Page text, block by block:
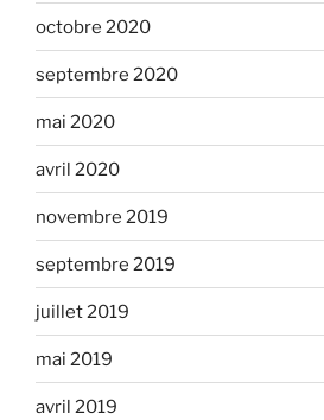
octobre 2020
septembre 2020
mai 2020
avril 2020
novembre 2019
septembre 2019
juillet 2019
mai 2019
avril 2019